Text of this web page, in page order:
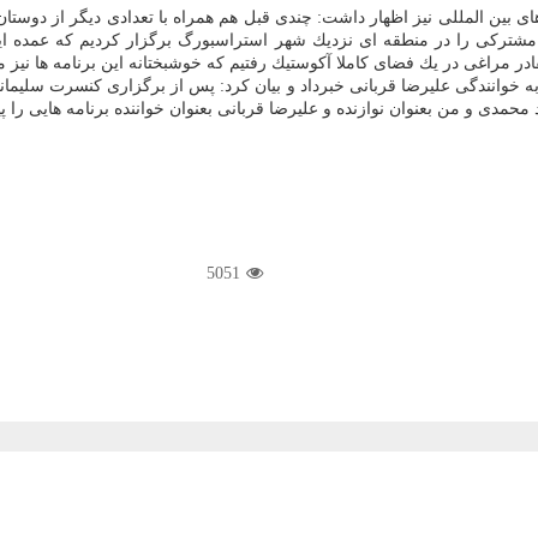
بین المللی نیز اظهار داشت: چندی قبل هم همراه با تعدادی دیگر از
را در منطقه ای نزدیك شهر استراسبورگ برگزار كردیم كه عمده
مراغی در یك فضای كاملا آكوستیك رفتیم كه خوشبختانه این برنامه ها
علیرضا قربانی خبرداد و بیان كرد: پس از برگزاری كنسرت
و من بعنوان نوازنده و علیرضا قربانی بعنوان خواننده برنامه هایی
5051